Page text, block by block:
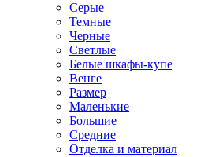
Серые
Темные
Черные
Светлые
Белые шкафы-купе
Венге
Размер
Маленькие
Большие
Средние
Отделка и материал